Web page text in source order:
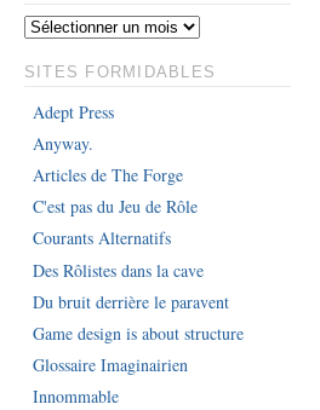
SITES FORMIDABLES
Adept Press
Anyway.
Articles de The Forge
C'est pas du Jeu de Rôle
Courants Alternatifs
Des Rôlistes dans la cave
Du bruit derrière le paravent
Game design is about structure
Glossaire Imaginairien
Innommable